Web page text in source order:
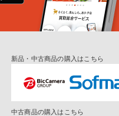
新品・中古商品の購入はこちら
中古商品の購入はこちら